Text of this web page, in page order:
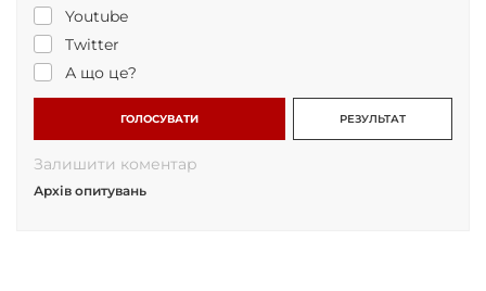
Youtube
Twitter
А що це?
ГОЛОСУВАТИ РЕЗУЛЬТАТ
Залишити коментар
Архів опитувань